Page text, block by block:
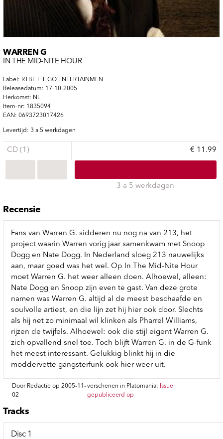
WARREN G
IN THE MID-NITE HOUR
Label: RTBE F-L GO ENTERTAINMEN
Releasedatum: 17-10-2005
Herkomst: NL
Item-nr: 1835094
EAN: 0693723017426
Levertijd: 3 a 5 werkdagen
CD (1) € 11.99
3 a 5 werkdagen
Recensie
Fans van Warren G. sidderen nu nog na van 213, het
project waarin Warren vorig jaar samenkwam met Snoop
Dogg en Nate Dogg. In Nederland sloeg 213 nauwelijks
aan, maar goed was het wel. Op In The Mid-Nite Hour
moet Warren G. het weer alleen doen. Alhoewel, alleen:
Nate Dogg en Snoop zijn even te gast. Van deze grote
namen was Warren G. altijd al de meest beschaafde en
soulvolle artiest, en die lijn zet hij hier ook door. Slechts
als hij net zo minimaal wil klinken als Pharrel Williams,
rijzen de twijfels. Alhoewel: ook die stijl eigent Warren G.
zich opvallend snel toe. Toch blijft Warren G. in de G-funk
het meest interessant. Gelukkig blinkt hij in die
moddervette gangsterfunk ook hier weer uit.
Door Redactie op 2005-11-
02
verschenen in Platomania: Issue
gepubliceerd op
Tracks
Disc 1